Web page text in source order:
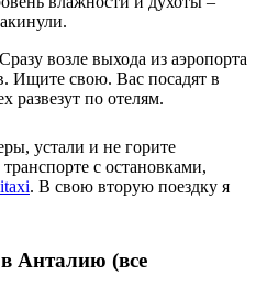
Сразу возле выхода из аэропорта
Ищите свою. Вас посадят в
развезут по отелям.
устали и не горите
с остановками,
. В свою вторую поездку я
Анталию (все